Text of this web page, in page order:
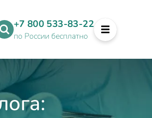
+7 800 533-83-22
по России бесплатно